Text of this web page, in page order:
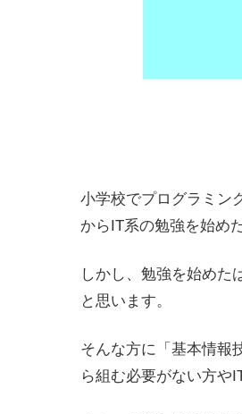
小学校でプログラミン
からIT系の勉強を始め
しかし、勉強を始めた
と思います。
そんな方に「基本情報
ら組む必要がない方や